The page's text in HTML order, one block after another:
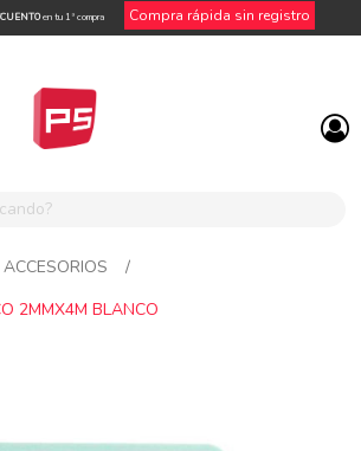
en tu 1ª compra Compra rápida sin registro
/
2MMX4M BLANCO